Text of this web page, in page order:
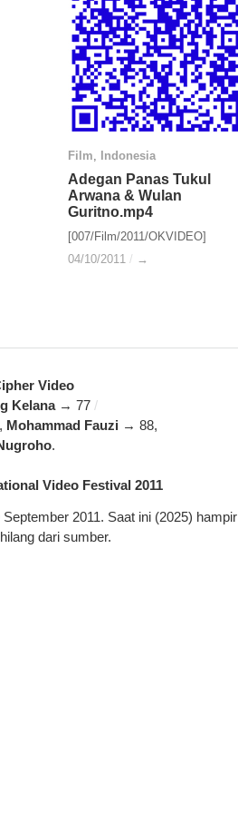
Film, Indonesia
Adegan Panas Tukul
Arwana & Wulan
Guritno.mp4
[007/Film/2011/OKVIDEO]
04/10/2011 / →
Film Indonesia
Adegan Panas Tukul
Arwana & Wulan
Guritno.mp4
04/10/2011 / →
Video
Kelana→ 77 /
Mohammad Fauzi → 88,
.
Video Festival 2011
2011. Saat ini (2025) hampir
dari sumber.